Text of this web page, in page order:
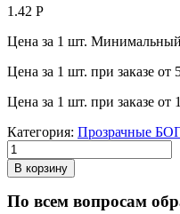
1.42 Р
Цена за 1 шт. Минимальный
Цена за 1 шт. при заказе от
Цена за 1 шт. при заказе от
Категория: Прозрачные
В корзину
По всем вопросам